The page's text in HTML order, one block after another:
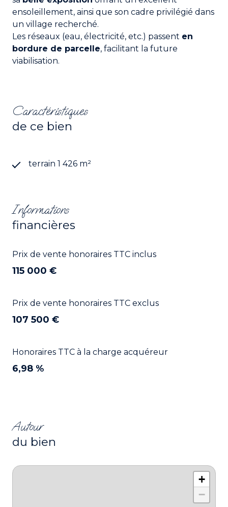
ensoleillement, ainsi que son cadre privilégié dans
un village recherché.
Les réseaux (eau, électricité, etc.) passent en
bordure de parcelle, facilitant la future
viabilisation.
Caractéristiques
de ce bien
terrain 1 426 m²
Informations
financières
Prix de vente honoraires TTC inclus
115 000 €
Prix de vente honoraires TTC exclus
107 500 €
Honoraires TTC à la charge acquéreur
6,98 %
Autour
du bien
+
−